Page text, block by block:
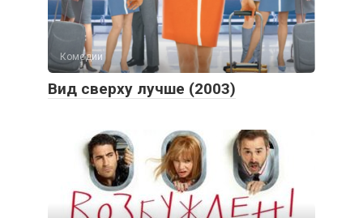
Комедии
Вид сверху лучше (2003)